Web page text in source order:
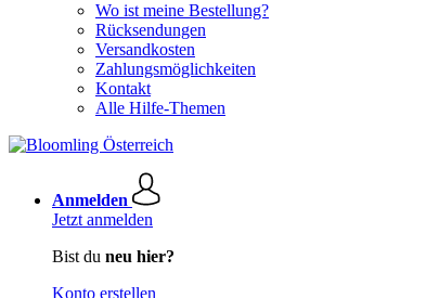
Wo ist meine Bestellung?
Rücksendungen
Versandkosten
Zahlungsmöglichkeiten
Kontakt
Alle Hilfe-Themen
Anmelden
Jetzt anmelden
Bist du neu hier?
Konto erstellen